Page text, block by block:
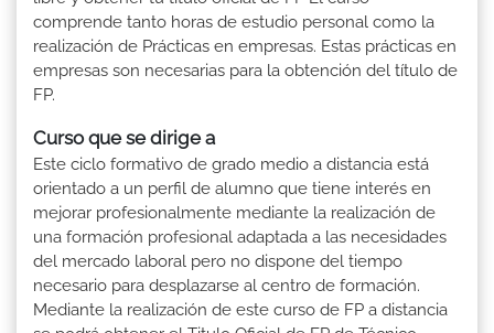
comprende tanto horas de estudio personal como la
realización de Prácticas en empresas. Estas prácticas en
empresas son necesarias para la obtención del título de
FP.
Curso que se dirige a
Este ciclo formativo de grado medio a distancia está
orientado a un perfil de alumno que tiene interés en
mejorar profesionalmente mediante la realización de
una formación profesional adaptada a las necesidades
del mercado laboral pero no dispone del tiempo
necesario para desplazarse al centro de formación.
Mediante la realización de este curso de FP a distancia